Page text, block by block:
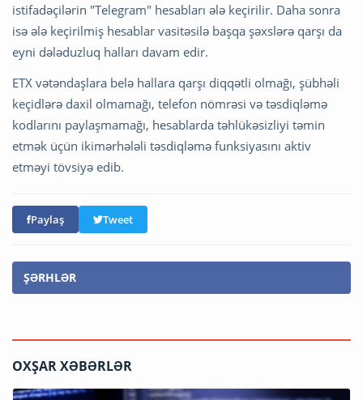
istifadəçilərin "Telegram" hesabları ələ keçirilir. Daha sonra
isə ələ keçirilmiş hesablar vasitəsilə başqa şəxslərə qarşı da
eyni dələduzluq halları davam edir.
ETX vətəndaşlara belə hallara qarşı diqqətli olmağı, şübhəli
keçidlərə daxil olmamağı, telefon nömrəsi və təsdiqləmə
kodlarını paylaşmamağı, hesablarda təhlükəsizliyi təmin
etmək üçün ikimərhələli təsdiqləmə funksiyasını aktiv
etməyi tövsiyə edib.
Paylaş Tweet
ŞƏRHLƏR
OXŞAR XƏBƏRLƏR